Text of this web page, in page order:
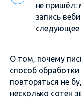
не пришёл:
запись
следующее
О том, почему
способ
повторяться не
несколько сотен